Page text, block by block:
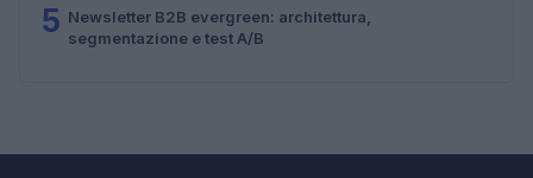
5 Newsletter B2B evergreen: architettura,
segmentazione e test A/B